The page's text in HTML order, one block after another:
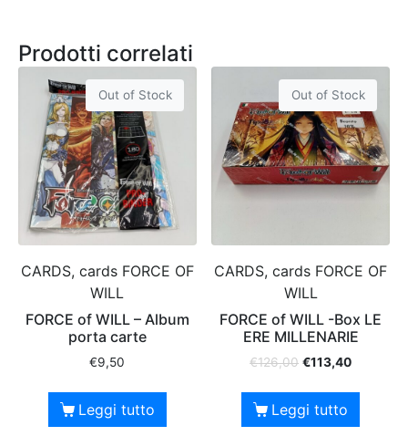
Prodotti correlati
Out of Stock
CARDS, cards FORCE OF
WILL
FORCE of WILL – Album
porta carte
€9,50
Leggi tutto
Out of Stock
CARDS, cards FORCE OF
WILL
FORCE of WILL -Box LE
ERE MILLENARIE
€126,00 €113,40
Leggi tutto